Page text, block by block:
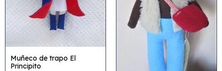
Muñeco de trapo El
Principito